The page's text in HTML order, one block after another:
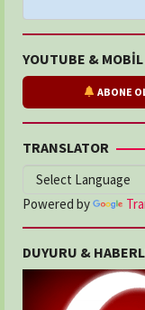
YOUTUBE & MOBİL
ABONE
TRANSLATOR
Powered by
DUYURU &